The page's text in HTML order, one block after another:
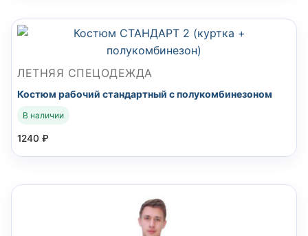
ЛЕТНЯЯ СПЕЦОДЕЖДА
Костюм рабочий стандартный с полукомбинезоном
В наличии
1240 ₽